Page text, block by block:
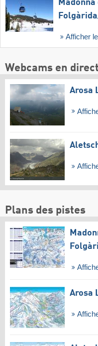
Afficher
Webcams en direct
Arosa
Plans des pistes
Arosa